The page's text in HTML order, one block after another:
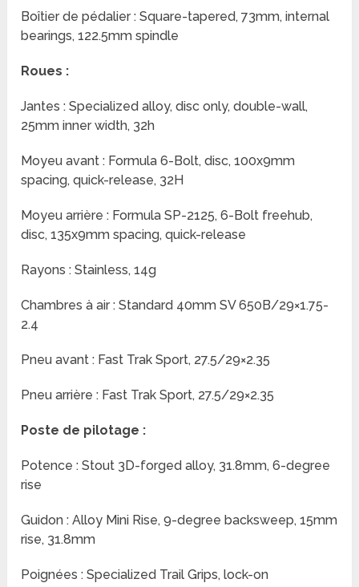
Boîtier de pédalier : Square-tapered, 73mm, internal
bearings, 122.5mm spindle
Roues :
Jantes : Specialized alloy, disc only, double-wall,
25mm inner width, 32h
Moyeu avant : Formula 6-Bolt, disc, 100x9mm
spacing, quick-release, 32H
Moyeu arrière : Formula SP-2125, 6-Bolt freehub,
disc, 135x9mm spacing, quick-release
Rayons : Stainless, 14g
Chambres à air : Standard 40mm SV 650B/29×1.75-
2.4
Pneu avant : Fast Trak Sport, 27.5/29×2.35
Pneu arrière : Fast Trak Sport, 27.5/29×2.35
Poste de pilotage :
Potence : Stout 3D-forged alloy, 31.8mm, 6-degree
rise
Guidon : Alloy Mini Rise, 9-degree backsweep, 15mm
rise, 31.8mm
Poignées : Specialized Trail Grips, lock-on